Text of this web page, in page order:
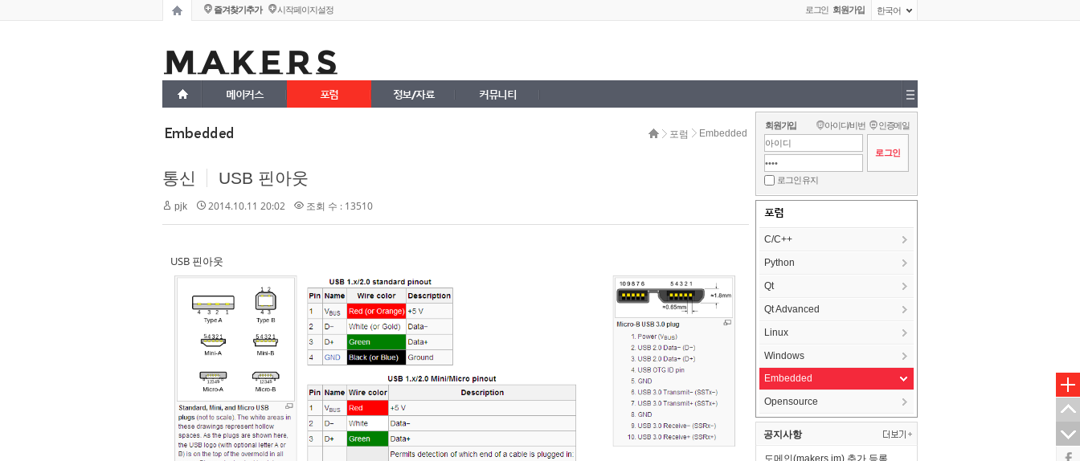
즐겨찾기추가 시작페이지설정 로그인 회원가입 한국어
메이커스 포럼 정보/자료 커뮤니티
Embedded 포럼 Embedded
통신 USB 핀아웃
pjk 2014.10.11 20:02 조회 수 : 13510
USB 핀아웃
회원가입 아이디/비번 인증메일
로그인 유지
포럼
C/C++
Python
Qt
Qt Advanced
Linux
Windows
Embedded
Opensource
공지사항
도메인(makers.im) 추가 등록